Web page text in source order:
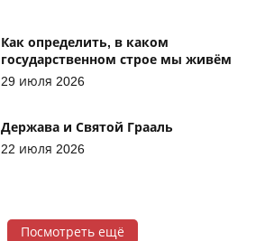
Как определить, в каком
государственном строе мы живём
29 июля 2026
Держава и Святой Грааль
22 июля 2026
Посмотреть ещё